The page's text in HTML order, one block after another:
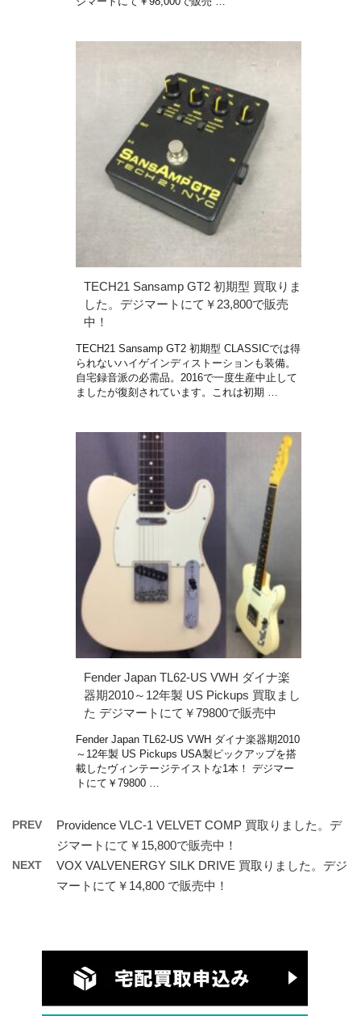
TECH21 Sansamp GT2 初期型 買取りま
した。デジマートにて￥23,800で販売
中！
TECH21 Sansamp GT2 初期型 CLASSICでは得
られないハイゲインディストーションも装備。
自宅録音派の必需品。2016で一度生産中止して
ましたが復刻されています。これは初期 …
Fender Japan TL62-US VWH ダイナ楽
器期2010～12年製 US Pickups 買取まし
た デジマートにて￥79800で販売中
Fender Japan TL62-US VWH ダイナ楽器期2010
～12年製 US Pickups USA製ピックアップを搭
載したヴィンテージテイストな1本！ デジマー
トにて￥79800 …
PREV
Providence VLC-1 VELVET COMP 買取りました。デ
ジマートにて￥15,800で販売中！
NEXT
VOX VALVENERGY SILK DRIVE 買取りました。デジ
マートにて￥14,800 で販売中！